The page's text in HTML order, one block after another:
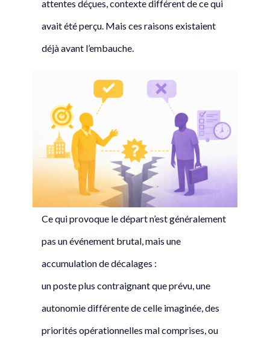
attentes déçues, contexte différent de ce qui
avait été perçu. Mais ces raisons existaient
déjà avant l’embauche.
Ce qui provoque le départ n’est généralement
pas un événement brutal, mais une
accumulation de décalages :
un poste plus contraignant que prévu, une
autonomie différente de celle imaginée, des
priorités opérationnelles mal comprises, ou